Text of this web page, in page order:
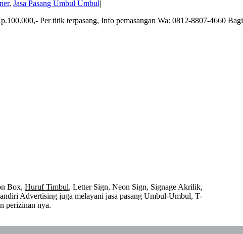
, Jasa Pasang Umbul Umbul|
Per titik terpasang, Info pemasangan Wa: 0812-8807-4660 Bagi
Box, Huruf Timbul, Letter Sign, Neon Sign, Signage Akrilik,
Advertising juga melayani jasa pasang Umbul-Umbul, T-
perizinan nya.